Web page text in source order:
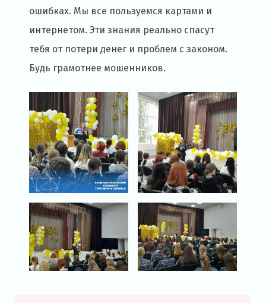
ошибках. Мы все пользуемся картами и
интернетом. Эти знания реально спасут
тебя от потери денег и проблем с законом.
Будь грамотнее мошенников.